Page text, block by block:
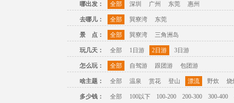
哪出发：
全部 深圳 广州 东莞 惠州
去哪儿： 全部 巽寮湾 东莞
景 点： 全部 巽寮湾 三角洲岛
玩几天： 全部 1日游 2日游 3日游
怎么玩： 全部 自驾游 跟团游 包团游
啥主题： 全部 温泉 赏花 登山 漂流 野炊 烧
多少钱： 全部 100以下 100-200 200-300 300-400